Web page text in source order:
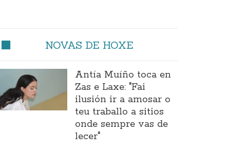
NOVAS DE HOXE
Antía Muíño toca en
Zas e Laxe: "Fai
ilusión ir a amosar o
teu traballo a sitios
onde sempre vas de
lecer"